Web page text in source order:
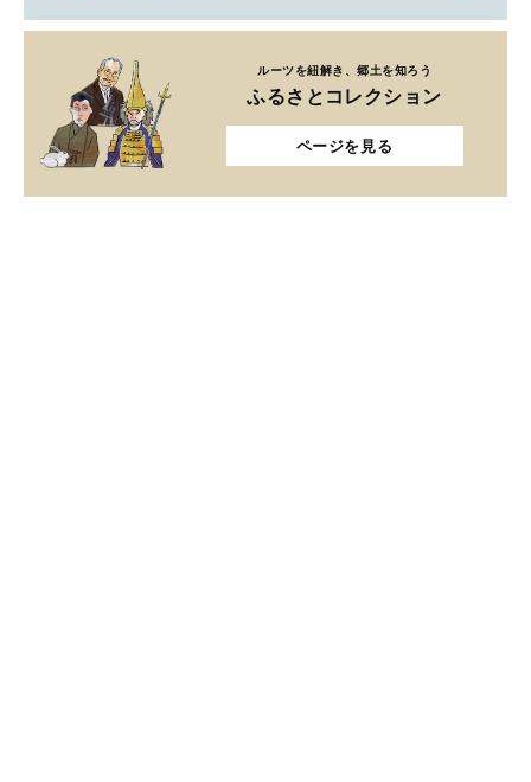
ルーツを紐解き、郷土を知ろう
ふるさとコレクション
ページを見る